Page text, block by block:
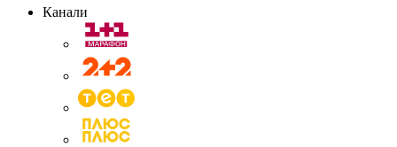
Канали